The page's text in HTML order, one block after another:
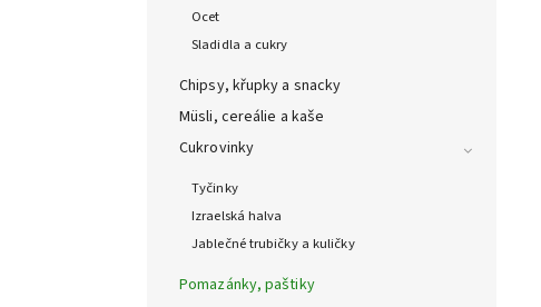
Ocet
Sladidla a cukry
Chipsy, křupky a snacky
Müsli, cereálie a kaše
Cukrovinky
Tyčinky
Izraelská halva
Jablečné trubičky a kuličky
Pomazánky, paštiky